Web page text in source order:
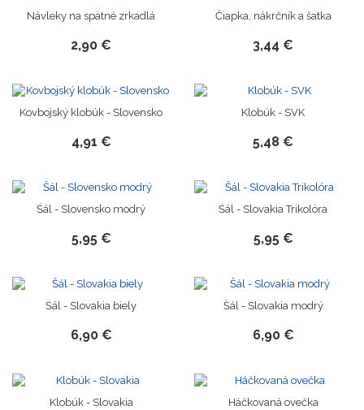
Návleky na spätné zrkadlá
2,90 €
Novinka
Čiapka, nákrčník a šatka
3,44 €
Kovbojský klobúk - Slovensko
4,91 €
Klobúk - SVK
5,48 €
Novinka
Šál - Slovensko modrý
5,95 €
Novinka
Šál - Slovakia Trikolóra
5,95 €
Novinka
Šál - Slovakia biely
6,90 €
Novinka
Šál - Slovakia modrý
6,90 €
Klobúk - Slovakia Háčkovaná ovečka